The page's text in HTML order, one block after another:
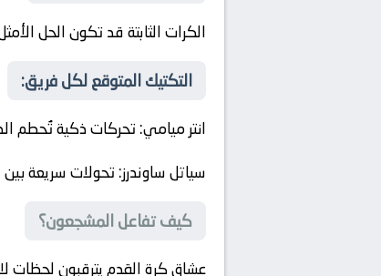
الكرات الثابتة قد تكون الحل
التكتيك المتوقع لكل فريق:
انتر ميامي: تحركات ذكية تُحطم
سياتل ساوندرز: تحولات سريعة بين
كيف تفاعل المشجعون؟
عشاق كرة القدم يترقبون لحظات